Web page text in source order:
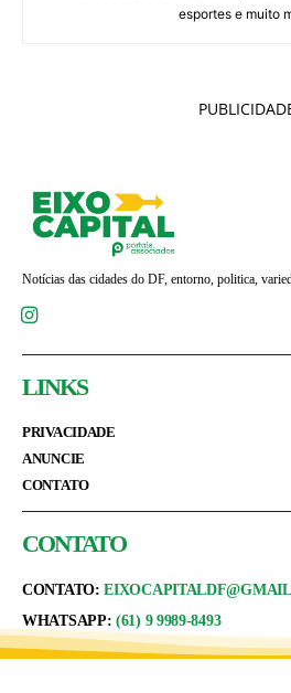
esportes e muito
Notícias das cidades do DF, entorno, politica,
LINKS
PRIVACIDADE
ANUNCIE
CONTATO
CONTATO
CONTATO:
WHATSAPP: (61) 9 9989-8493